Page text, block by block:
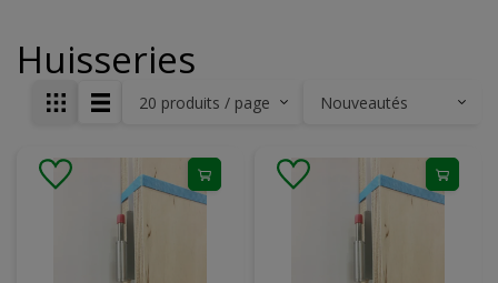
Huisseries